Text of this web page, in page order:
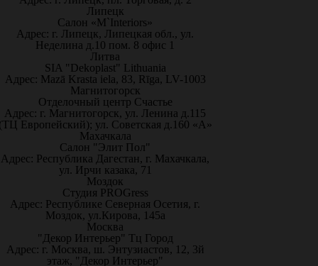
Липецк
Салон «M`Interiors»
Адрес: г. Липецк, Липецкая обл., ул.
Неделина д.10 пом. 8 офис 1
Литва
SIA "Dekoplast" Lithuania
Адрес: Mazā Krasta iela, 83, Rīga, LV-1003
Магнитогорск
Отделочный центр Счастье
Адрес: г. Магнитогорск, ул. Ленина д.115
Европейский); ул. Советская д.160 «А»
Махачкала
Салон "Элит Пол"
Адрес: Республика Дагестан, г. Махачкала,
ул. Ирчи казака, 71
Моздок
Студия PROGress
Адрес: Республике Северная Осетия, г.
Моздок, ул.Кирова, 145а
Москва
"Декор Интерьер" Тц Город
Адрес: г. Москва, ш. Энтузиастов, 12, 3й
этаж, "Декор Интерьер"